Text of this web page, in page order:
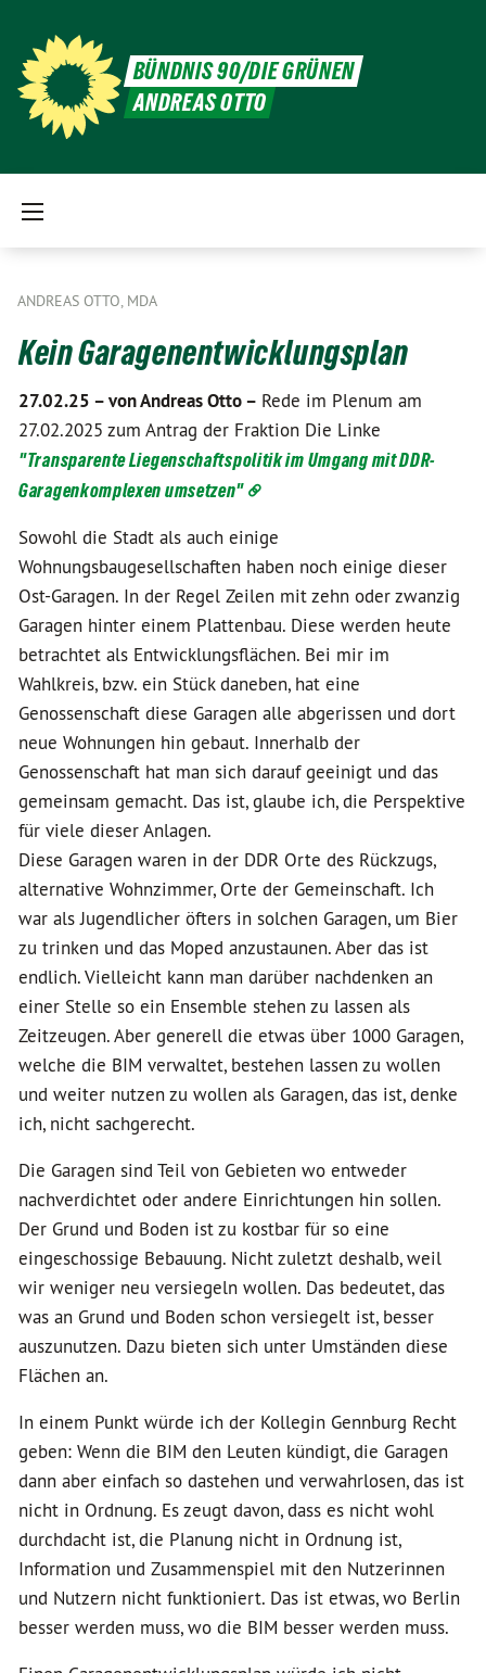
BÜNDNIS 90/DIE GRÜNEN
ANDREAS OTTO
ANDREAS OTTO, MDA
Kein Garagenentwicklungsplan
27.02.25 –von Andreas Otto – Rede im Plenum am
27.02.2025 zum Antrag der Fraktion Die Linke
"Transparente Liegenschaftspolitik im Umgang mit DDR-
Garagenkomplexen umsetzen"
Sowohl die Stadt als auch einige
Wohnungsbaugesellschaften haben noch einige dieser
Ost-Garagen. In der Regel Zeilen mit zehn oder zwanzig
Garagen hinter einem Plattenbau. Diese werden heute
betrachtet als Entwicklungsflächen. Bei mir im
Wahlkreis, bzw. ein Stück daneben, hat eine
Genossenschaft diese Garagen alle abgerissen und dort
neue Wohnungen hin gebaut. Innerhalb der
Genossenschaft hat man sich darauf geeinigt und das
gemeinsam gemacht. Das ist, glaube ich, die Perspektive
für viele dieser Anlagen.
Diese Garagen waren in der DDR Orte des Rückzugs,
alternative Wohnzimmer, Orte der Gemeinschaft. Ich
war als Jugendlicher öfters in solchen Garagen, um Bier
zu trinken und das Moped anzustaunen. Aber das ist
endlich. Vielleicht kann man darüber nachdenken an
einer Stelle so ein Ensemble stehen zu lassen als
Zeitzeugen. Aber generell die etwas über 1000 Garagen,
welche die BIM verwaltet, bestehen lassen zu wollen
und weiter nutzen zu wollen als Garagen, das ist, denke
ich, nicht sachgerecht.
Die Garagen sind Teil von Gebieten wo entweder
nachverdichtet oder andere Einrichtungen hin sollen.
Der Grund und Boden ist zu kostbar für so eine
eingeschossige Bebauung. Nicht zuletzt deshalb, weil
wir weniger neu versiegeln wollen. Das bedeutet, das
was an Grund und Boden schon versiegelt ist, besser
auszunutzen. Dazu bieten sich unter Umständen diese
Flächen an.
In einem Punkt würde ich der Kollegin Gennburg Recht
geben: Wenn die BIM den Leuten kündigt, die Garagen
dann aber einfach so dastehen und verwahrlosen, das ist
nicht in Ordnung. Es zeugt davon, dass es nicht wohl
durchdacht ist, die Planung nicht in Ordnung ist,
Information und Zusammenspiel mit den Nutzerinnen
und Nutzern nicht funktioniert. Das ist etwas, wo Berlin
besser werden muss, wo die BIM besser werden muss.